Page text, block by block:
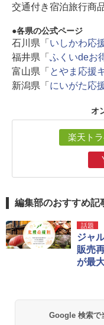
交通付き宿泊旅行商
各県の公式ページ
石川県「 いしかわ応
福井県「 ふくいdeお
富山県「 とやま応援
新潟県「 にいがた応
オ
楽天ト
編集部のおすすめ記
話題
ジャ
販売
が最
Google 検索で